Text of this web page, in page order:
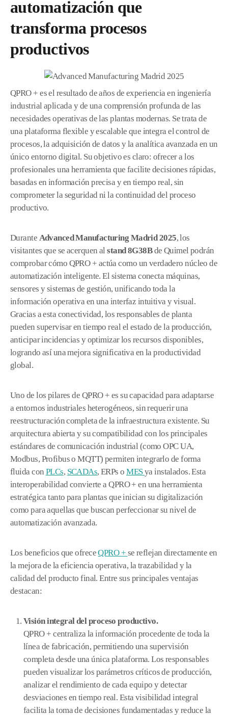
automatización que
transforma procesos
productivos
QPRO + es el resultado de años de experiencia en ingeniería
industrial aplicada y de una comprensión profunda de las
necesidades operativas de las plantas modernas. Se trata de
una plataforma flexible y escalable que integra el control de
procesos, la adquisición de datos y la analítica avanzada en un
único entorno digital. Su objetivo es claro: ofrecer a los
profesionales una herramienta que facilite decisiones rápidas,
basadas en información precisa y en tiempo real, sin
comprometer la seguridad ni la continuidad del proceso
productivo.
Durante Advanced Manufacturing Madrid 2025, los
visitantes que se acerquen alstand 8G38Bde Quimel podrán
comprobar cómo QPRO + actúa como un verdadero núcleo de
automatización inteligente. El sistema conecta máquinas,
sensores y sistemas de gestión, unificando toda la
información operativa en una interfaz intuitiva y visual.
Gracias a esta conectividad, los responsables de planta
pueden supervisar en tiempo real el estado de la producción,
anticipar incidencias y optimizar los recursos disponibles,
logrando así una mejora significativa en la productividad
global.
Uno de los pilares de QPRO + es su capacidad para adaptarse
a entornos industriales heterogéneos, sin requerir una
reestructuración completa de la infraestructura existente. Su
arquitectura abierta y su compatibilidad con los principales
estándares de comunicación industrial (como OPC UA,
Modbus, Profibus o MQTT) permiten integrarlo de forma
fluida con PLCs, SCADAs, ERPs oMESya instalados. Esta
interoperabilidad convierte a QPRO + en una herramienta
estratégica tanto para plantas que inician su digitalización
como para aquellas que buscan perfeccionar su nivel de
automatización avanzada.
Los beneficios que ofreceQPRO + se reflejan directamente en
la mejora de la eficiencia operativa, la trazabilidad y la
calidad del producto final. Entre sus principales ventajas
destacan:
Visión integral del proceso productivo.
QPRO + centraliza la información procedente de toda la
línea de fabricación, permitiendo una supervisión
completa desde una única plataforma. Los responsables
pueden visualizar los parámetros críticos de producción,
analizar el rendimiento de cada equipo y detectar
desviaciones en tiempo real. Esta visibilidad integral
facilita la toma de decisiones fundamentadas y reduce la